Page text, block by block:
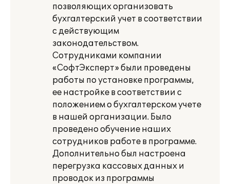
позволяющих организовать
бухгалтерский учет в соответствии
с действующим
законодательством.
Сотрудниками компании
«СофтЭксперт» были проведены
работы по установке программы,
ее настройке в соответствии с
положением о бухгалтерском учете
в нашей организации. Было
проведено обучение наших
сотрудников работе в программе.
Дополнительно был настроена
перегрузка кассовых данных и
проводок из программы